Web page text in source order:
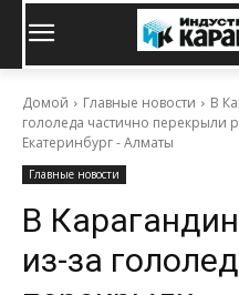
Домой Главные новости
В
гололеда частично перекрыли
Екатеринбург - Алматы
Главные новости
В
из-за